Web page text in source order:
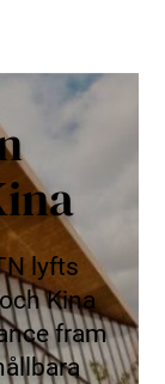
lyfts
Kina
fram